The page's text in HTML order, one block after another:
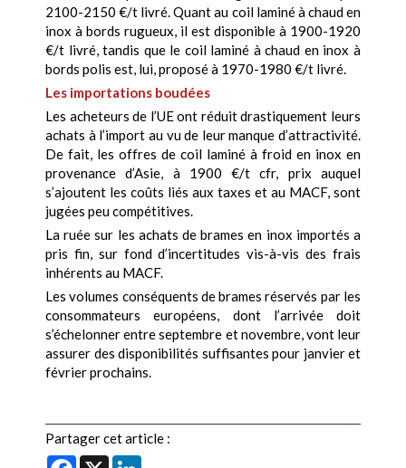
2100-2150 €/t livré. Quant au coil laminé à chaud en
inox à bords rugueux, il est disponible à 1900-1920
€/t livré, tandis que le coil laminé à chaud en inox à
bords polis est, lui, proposé à 1970-1980 €/t livré.
Les importations boudées
Les acheteurs de l’UE ont réduit drastiquement leurs
achats à l’import au vu de leur manque d’attractivité.
De fait, les offres de coil laminé à froid en inox en
provenance d’Asie, à 1900 €/t cfr, prix auquel
s’ajoutent les coûts liés aux taxes et au MACF, sont
jugées peu compétitives.
La ruée sur les achats de brames en inox importés a
pris fin, sur fond d’incertitudes vis-à-vis des frais
inhérents au MACF.
Les volumes conséquents de brames réservés par les
consommateurs européens, dont l’arrivée doit
s’échelonner entre septembre et novembre, vont leur
assurer des disponibilités suffisantes pour janvier et
février prochains.
Partager cet article :
Facebook
X